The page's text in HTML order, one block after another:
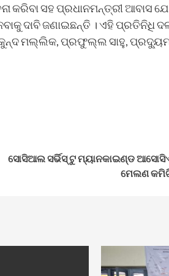
ସହ ପ୍ରଧାନମନ୍ତ୍ରୀ ଆବାସ
ଦାବି ଜଣାଇଛନ୍ତି । ଏହି ପ୍ରତିନିଧି
ମଲ୍ଲିକ, ପ୍ରଫୁଲ୍ଲ ସାହୁ,
ସୋସିଆଲ ସର୍ଭିସ୍ ଟୁ ମ୍ୟାନକାଇଣ୍ଡ
ମେଲଣ